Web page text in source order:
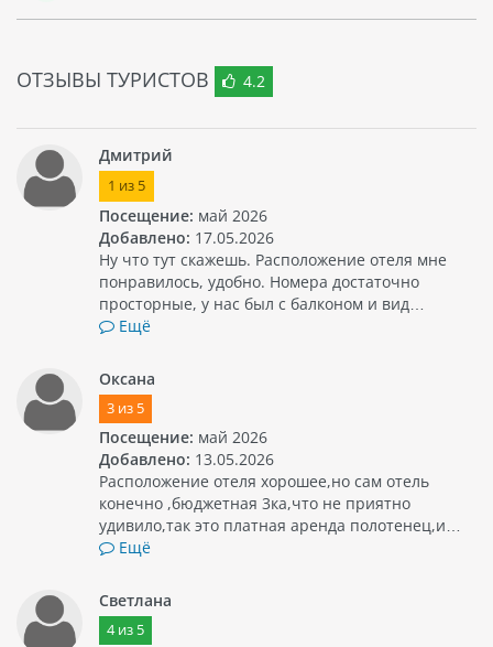
пляжи и лагуны.
ОТЗЫВЫ ТУРИСТОВ 4.2
Дмитрий
1 из 5
Посещение: май 2026
Добавлено: 17.05.2026
Ну что тут скажешь. Расположение отеля мне
понравилось, удобно. Номера достаточно
просторные, у нас был с балконом и вид…
Ещё
Оксана
3из 5
Посещение: май 2026
Добавлено: 13.05.2026
Расположение отеля хорошее,но сам отель
конечно ,бюджетная 3ка,что не приятно
удивило,так это платная аренда полотенец,и…
Ещё
Светлана
4из 5